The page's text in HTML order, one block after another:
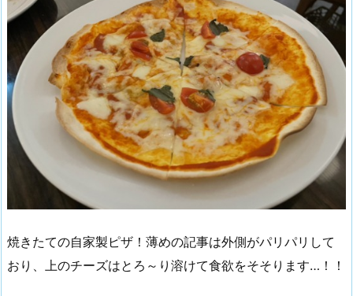
焼きたての自家製ピザ！薄めの記事は外側がパリパリして
おり、上のチーズはとろ～り溶けて食欲をそそります…！！